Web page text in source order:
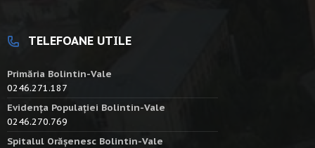
TELEFOANE UTILE
Primăria Bolintin-Vale
0246.271.187
Evidența Populației Bolintin-Vale
0246.270.769
Spitalul Orășenesc Bolintin-Vale